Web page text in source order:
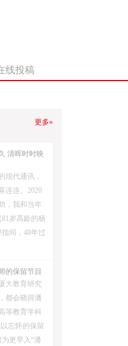
线投稿
更多»
清晖时时映
现代通讯，
连连。2020
，我和当年
岁高龄的杨
间，48年过
的保留节目
大教育研究
都会晓得潘
等教育学科
忘怀的保留
更早入“潘